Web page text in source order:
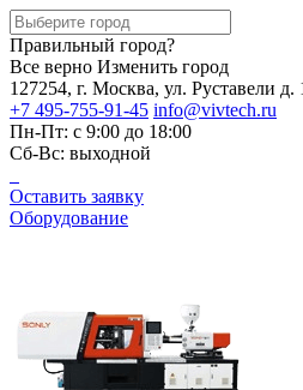
Правильный город?
Все верно Изменить город
127254, г. Москва, ул. Руставели д.
+7 495-755-91-45 info@vivtech.ru
Пн-Пт: с 9:00 до 18:00
Сб-Вс: выходной
Оставить заявку
Оборудование